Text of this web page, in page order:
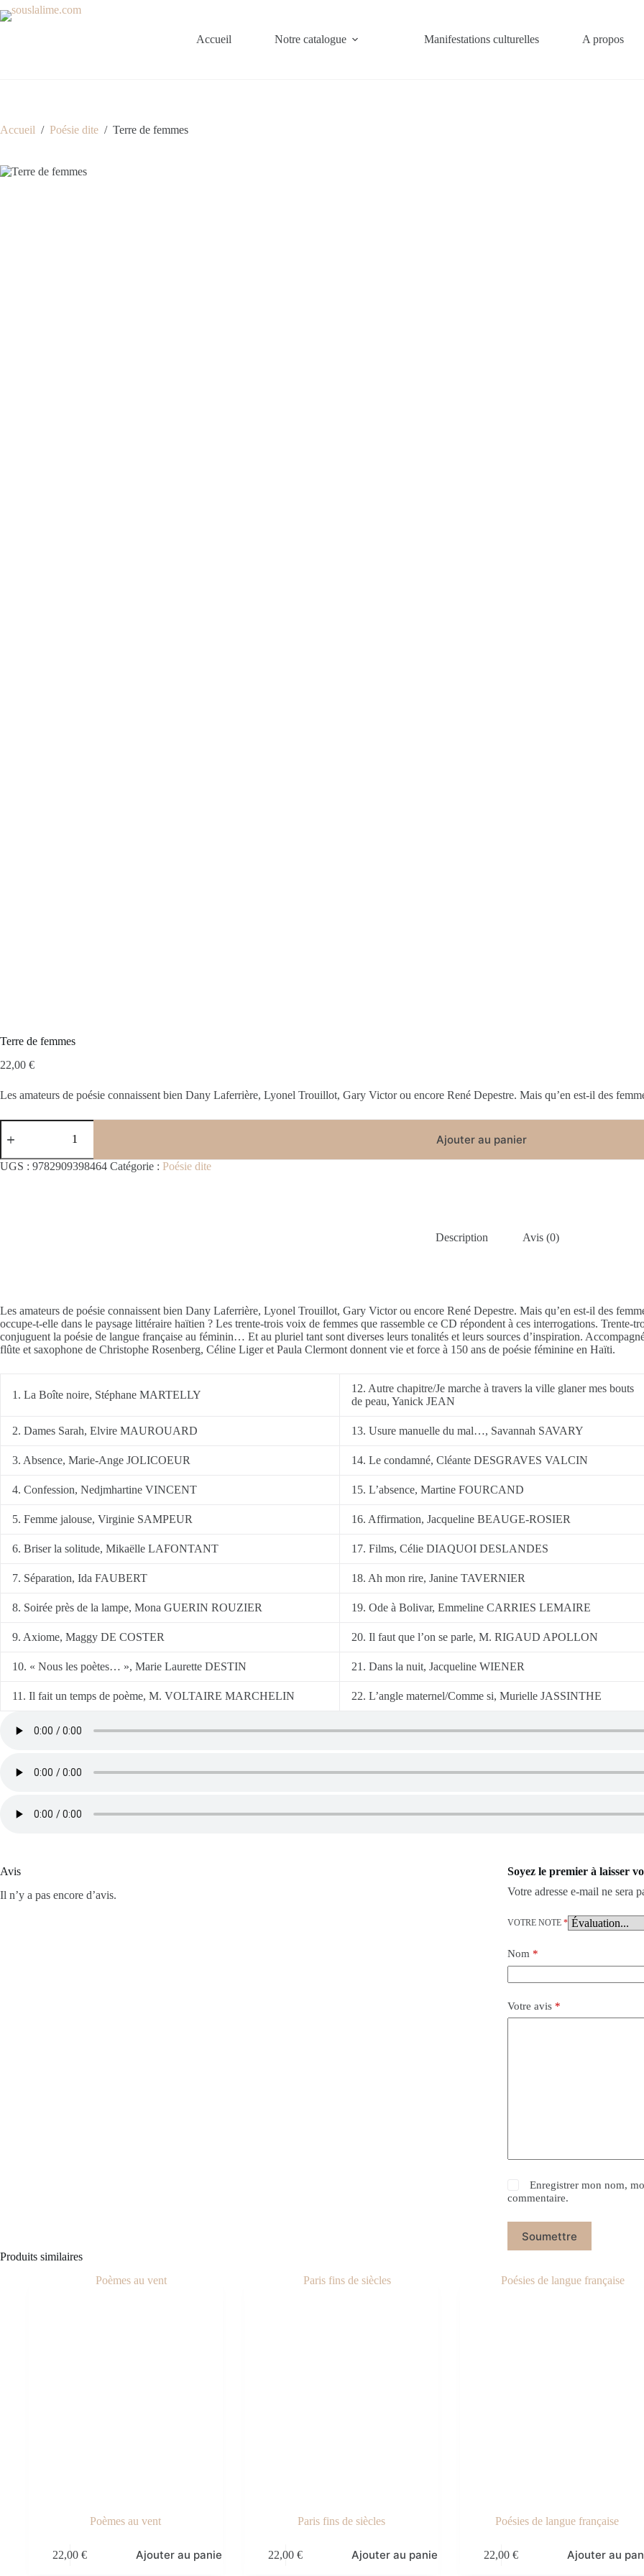
Passer
au
Accueil Notre catalogue Manifestations culturelles A propos
Accueil / Poésie dite / Terre de femmes
Terre de femmes
22,00 €
Les amateurs de poésie connaissent bien Dany Laferrière, Lyonel Trouillot, Gary Victor ou encore René Depestre. Mais qu’en est-il des
quantité
de
de
femmes
Ajouter au panier
UGS : 9782909398464 Catégorie : Poésie dite
Description Avis (0)
Les amateurs de poésie connaissent bien Dany Laferrière, Lyonel Trouillot, Gary Victor ou encore René Depestre. Mais qu’en est-il des
occupe-t-elle dans le paysage littéraire haïtien ? Les trente-trois voix de femmes que rassemble ce CD répondent à ces interrogations. Trente-
conjuguent la poésie de langue française au féminin… Et au pluriel tant sont diverses leurs tonalités et leurs sources d’inspiration.
flûte et saxophone de Christophe Rosenberg, Céline Liger et Paula Clermont donnent vie et force à 150 ans de poésie féminine en Haïti.
1. La Boîte noire, Stéphane MARTELLY
12. Autre chapitre/Je marche à travers la ville glaner mes bouts
de peau, Yanick JEAN
2. Dames Sarah, Elvire MAUROUARD 13. Usure manuelle du mal…, Savannah SAVARY
3. Absence, Marie-Ange JOLICOEUR 14. Le condamné, Cléante DESGRAVES VALCIN
4. Confession, Nedjmhartine VINCENT 15. L’absence, Martine FOURCAND
5. Femme jalouse, Virginie SAMPEUR 16. Affirmation, Jacqueline BEAUGE-ROSIER
6. Briser la solitude, Mikaëlle LAFONTANT 17. Films, Célie DIAQUOI DESLANDES
7. Séparation, Ida FAUBERT 18. Ah mon rire, Janine TAVERNIER
8. Soirée près de la lampe, Mona GUERIN ROUZIER 19. Ode à Bolivar, Emmeline CARRIES LEMAIRE
9. Axiome, Maggy DE COSTER 20. Il faut que l’on se parle, M. RIGAUD APOLLON
10. « Nous les poètes… », Marie Laurette DESTIN 21. Dans la nuit, Jacqueline WIENER
11. Il fait un temps de poème, M. VOLTAIRE MARCHELIN 22. L’angle maternel/Comme si, Murielle JASSINTHE
Avis
Il n’y a pas encore d’avis.
Soyez le premier à laisser
Votre adresse e-mail ne sera
VOTRE NOTE *
Nom*
Votre avis *
Enregistrer mon nom,
commentaire.
Soumettre
Produits similaires
Poèmes au vent
22,00€ Ajouter au panier
Paris fins de siècles
22,00€ Ajouter au panier
Poésies de langue française
22,00€ Ajouter au